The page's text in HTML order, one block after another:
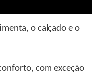
o calçado e o
com exceção